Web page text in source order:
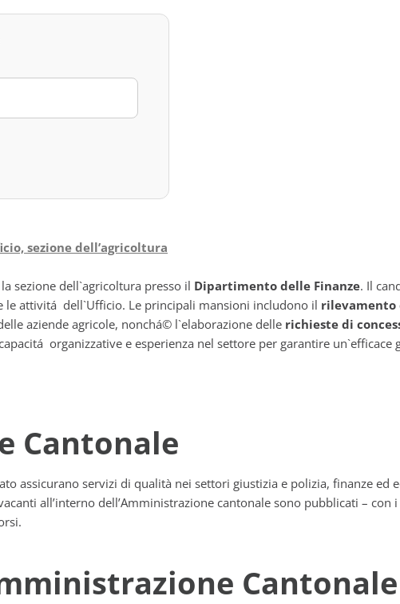
sezione dell’agricoltura
sezione dell`agricoltura presso il Dipartimento delle Finanze. Il
le attivitá dell`Ufficio. Le principali mansioni includono il rilevamento
aziende agricole, nonchá© l`elaborazione delle richieste di
organizzative e esperienza nel settore per garantire
Cantonale
assicurano servizi di qualità nei settori giustizia e polizia, finanze
all’interno dell’Amministrazione cantonale sono pubblicati –
Cantonale